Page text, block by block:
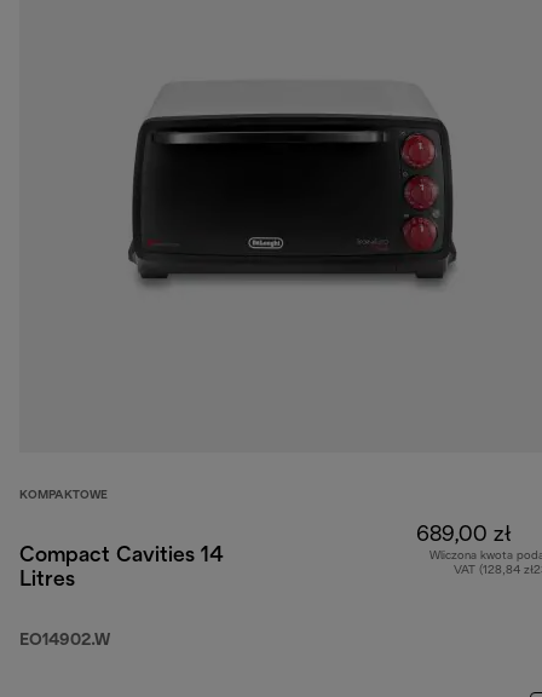
KOMPAKTOWE
Compact Cavities 14
Litres
EO14902.W
689,00 zł
Wliczona kwota
VAT (128,84